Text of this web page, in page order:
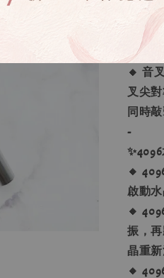
🔸 輕
🔸 可
佳。
🔸 音
叉尖
同時
-
🔸
啟動水
🔸
振，
晶重新
🔸